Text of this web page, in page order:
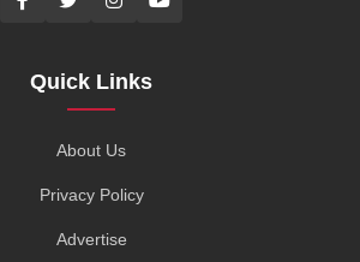
Quick Links
About Us
Privacy Policy
Advertise